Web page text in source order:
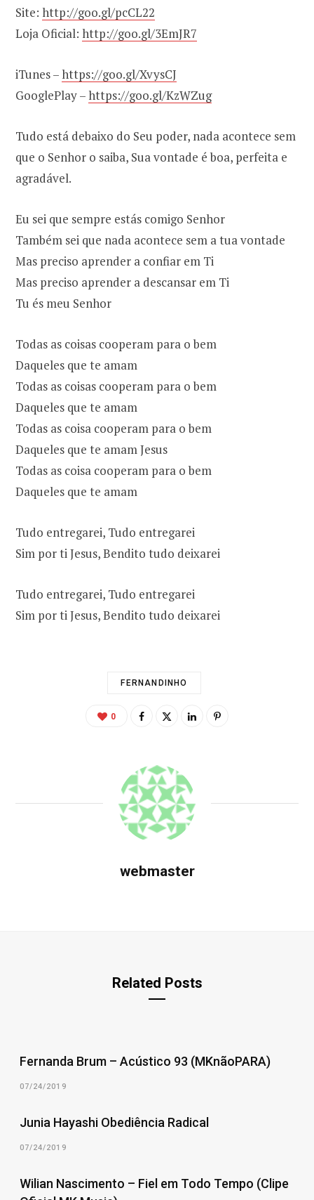
Site: http://goo.gl/pcCL22
Loja Oficial: http://goo.gl/3EmJR7
iTunes –https://goo.gl/XvysCJ
GooglePlay –https://goo.gl/KzWZug
Tudo está debaixo do Seu poder, nada acontece sem
que o Senhor o saiba, Sua vontade é boa, perfeita e
agradável.
Eu sei que sempre estás comigo Senhor
Também sei que nada acontece sem a tua vontade
Mas preciso aprender a confiar em Ti
Mas preciso aprender a descansar em Ti
Tu és meu Senhor
Todas as coisas cooperam para o bem
Daqueles que te amam
Todas as coisas cooperam para o bem
Daqueles que te amam
Todas as coisa cooperam para o bem
Daqueles que te amam Jesus
Todas as coisa cooperam para o bem
Daqueles que te amam
Tudo entregarei, Tudo entregarei
Sim por ti Jesus, Bendito tudo deixarei
Tudo entregarei, Tudo entregarei
Sim por ti Jesus, Bendito tudo deixarei
FERNANDINHO
0
webmaster
Related Posts
Fernanda Brum – Acústico 93 (MKnãoPARA)
07/24/2019
Junia Hayashi Obediência Radical
07/24/2019
Wilian Nascimento – Fiel em Todo Tempo (Clipe